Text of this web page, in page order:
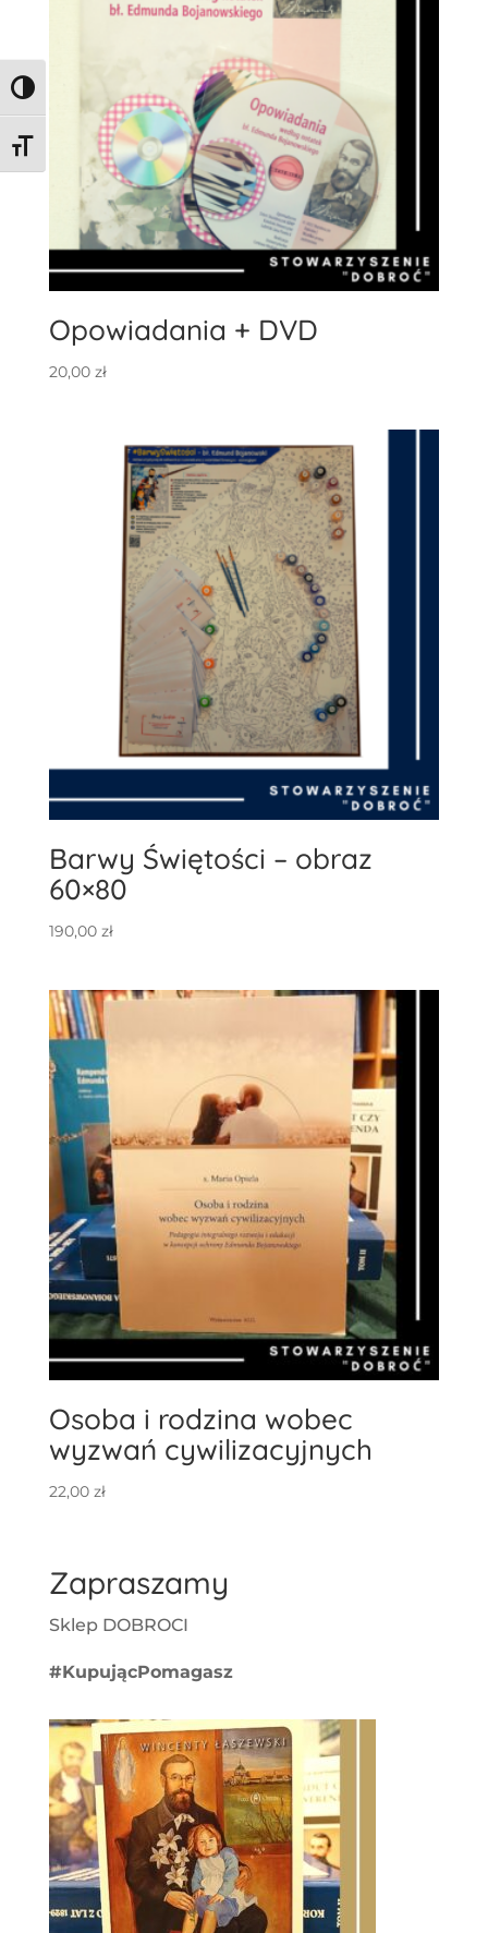
Toggle High Contrast
Toggle Font size
Opowiadania + DVD
20,00 zł
Barwy Świętości – obraz
60×80
190,00 zł
Osoba i rodzina wobec
wyzwań cywilizacyjnych
22,00 zł
Zapraszamy
Sklep DOBROCI
#KupującPomagasz